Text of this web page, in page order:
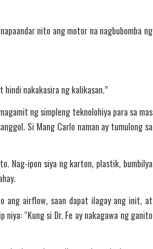
nito ang motor na nagbubomba ng
hindi nakakasira ng kalikasan.”
ng simpleng teknolohiya para sa mas
Si Mang Carlo naman ay tumulong sa
Nag-ipon siya ng karton, plastik, bumbilya
ang airflow, saan dapat ilagay ang init, at
“Kung si Dr. Fe ay nakagawa ng ganito